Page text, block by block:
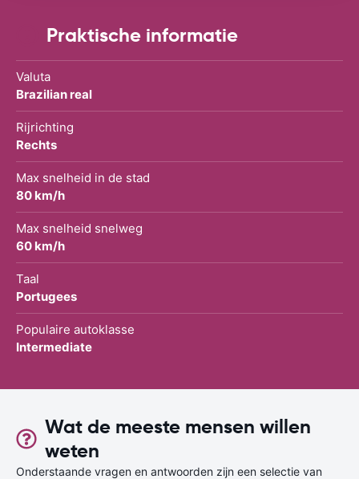
Praktische informatie
Valuta
Brazilian real
Rijrichting
Rechts
Max snelheid in de stad
80 km/h
Max snelheid snelweg
60 km/h
Taal
Portugees
Populaire autoklasse
Intermediate
Wat de meeste mensen willen
weten
Onderstaande vragen en antwoorden zijn een selectie van